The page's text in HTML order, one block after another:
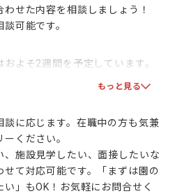
わせた内容を相談しましょう！
可能です。
およそ2週間を予定しています。
もっと見る
談に応じます。在職中の方も気兼
ください。
、施設見学したい、面接したいな
せて対応可能です。「まずは園の
い」もOK！お気軽にお問合せく